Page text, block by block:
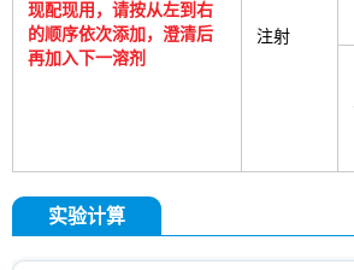
现配现用，请按从左到右
的顺序依次添加，澄清后
再加入下一溶剂
注射
实验计算